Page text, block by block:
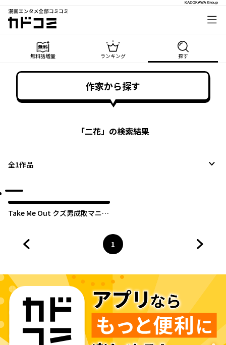
漫画エンタメ全部コミコミ
カドコミ
無料話増量 ランキング 探す
作家から探す
「二花」の検索結果
全1作品
Take Me Out クズ男成敗マニュ
ページ
1
へ